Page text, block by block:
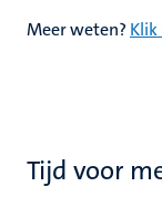
Meer weten?
Tijd voor